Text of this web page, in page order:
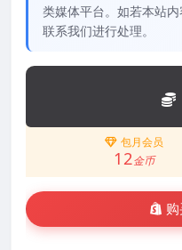
类媒体平台。如若本站
联系我们进行处理。
包月会员
12金币